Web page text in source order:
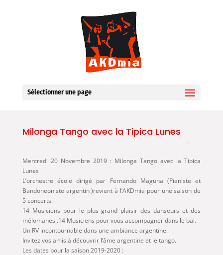
Sélectionner une page
Milonga Tango avec la Tipica Lunes
Mercredi 20 Novembre 2019 : Milonga Tango avec la Tipica
Lunes
L’orchestre école dirigé par Fernando Maguna (Pianiste et
Bandoneoniste argentin )revient à l’AKDmia pour une saison de
5 concerts.
14 Musiciens pour le plus grand plaisir des danseurs et des
mélomanes .14 Musiciens pour vous accompagner dans le bal.
Un RV incontournable dans une ambiance argentine.
Invitez vos amis à découvrir l’âme argentine et le tango.
Les dates pour la saison 2019-2020 :